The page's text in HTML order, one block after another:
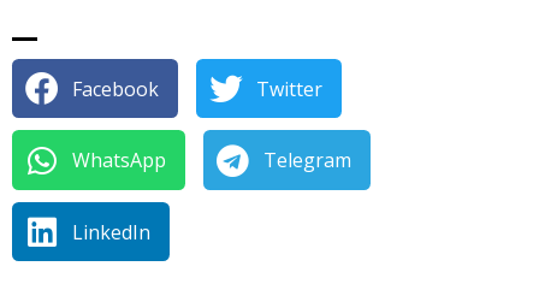
Facebook Twitter
WhatsApp Telegram
LinkedIn